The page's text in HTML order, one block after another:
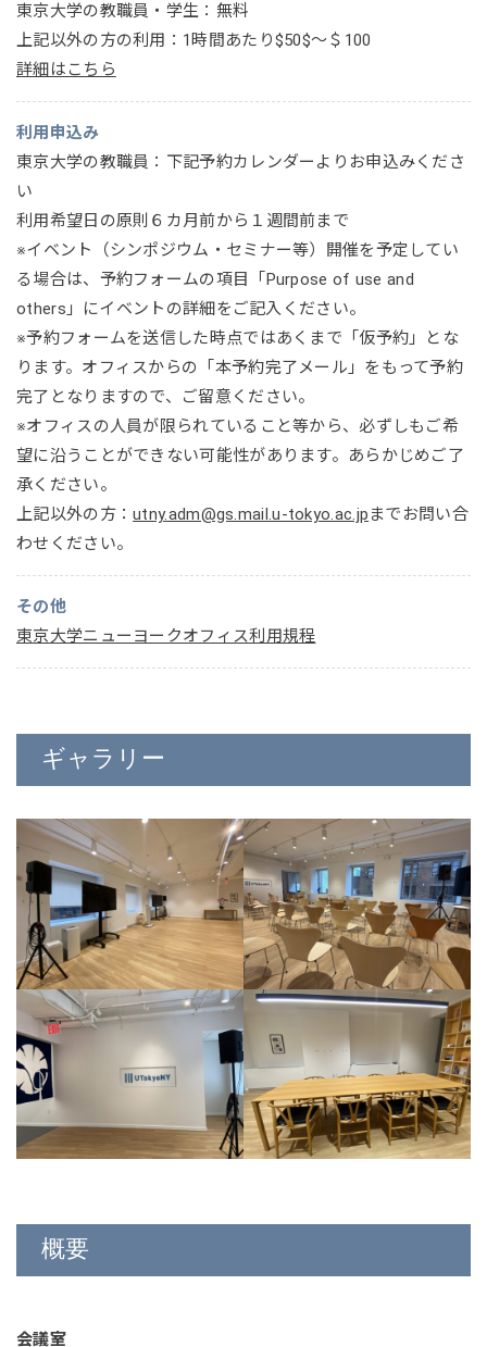
東京大学の教職員・学生：無料
上記以外の方の利用：1時間あたり$50$～＄100
詳細はこちら
利用申込み
東京大学の教職員：下記予約カレンダーよりお申込みくださ
い
利用希望日の原則６カ月前から１週間前まで
※イベント（シンポジウム・セミナー等）開催を予定してい
る場合は、予約フォームの項目「Purpose of use and
others」にイベントの詳細をご記入ください。
※予約フォームを送信した時点ではあくまで「仮予約」とな
ります。オフィスからの「本予約完了メール」をもって予約
完了となりますので、ご留意ください。
※オフィスの人員が限られていること等から、必ずしもご希
望に沿うことができない可能性があります。あらかじめご了
承ください。
上記以外の方：utny.adm@gs.mail.u-tokyo.ac.jp までお問い合
わせください。
その他
東京大学ニューヨークオフィス利用規程
ギャラリー
概要
会議室